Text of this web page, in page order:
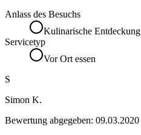
Anlass des Besuchs
Kulinarische Entdeckung
Servicetyp
Vor Ort essen
S
Simon K.
Bewertung abgegeben: 09.03.2020